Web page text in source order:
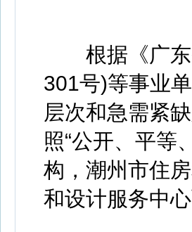
根据《广东
301号)等事业
层次和急需紧
照“公开、平等
构，潮州市住
和设计服务中